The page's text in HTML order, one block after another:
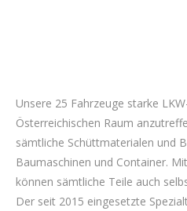
Unsere 25 Fahrzeuge starke
Österreichischen Raum
sämtliche Schüttmaterialen und
Baumaschinen und Container.
können sämtliche Teile auch
Der seit 2015 eingesetzte